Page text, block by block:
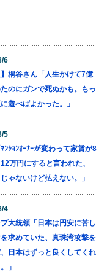
6
】桐谷さん「人生かけて7億
のにガンで死ぬかも。もっ
遊べばよかった。」
5
ﾝｼｮﾝｵｰﾅｰが変わって家賃が8
万円にすると言われた、
ゃないけど払えない。」
4
プ大統領「日本は円安に苦し
求めていた、真珠湾攻撃を
日本はずっと良くしてくれ
」